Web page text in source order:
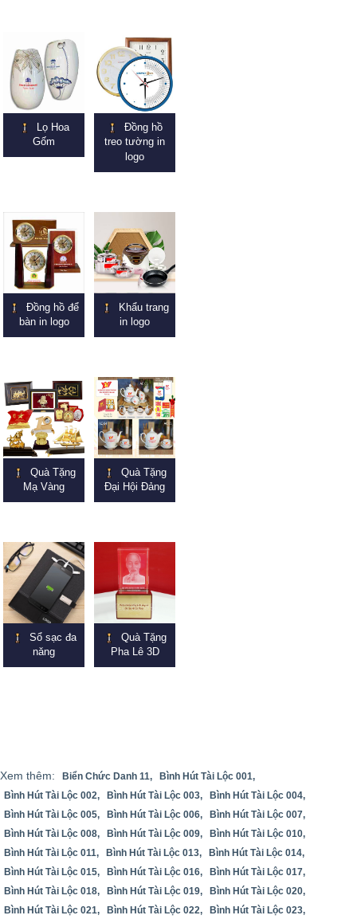
Lọ Hoa
Gốm
Đồng hồ
treo tường in
logo
Đồng hồ để
bàn in logo
Khẩu trang
in logo
Quà Tặng
Mạ Vàng
Quà Tặng
Đại Hội Đảng
Sổ sạc đa
năng
Quà Tặng
Pha Lê 3D
Xem thêm: Biển Chức Danh 11,
Bình Hút Tài Lộc 001,
Bình Hút Tài Lộc 002,
Bình Hút Tài Lộc 003,
Bình Hút Tài Lộc 004,
Bình Hút Tài Lộc 005,
Bình Hút Tài Lộc 006,
Bình Hút Tài Lộc 007,
Bình Hút Tài Lộc 008,
Bình Hút Tài Lộc 009,
Bình Hút Tài Lộc 010,
Bình Hút Tài Lộc 011,
Bình Hút Tài Lộc 013,
Bình Hút Tài Lộc 014,
Bình Hút Tài Lộc 015,
Bình Hút Tài Lộc 016,
Bình Hút Tài Lộc 017,
Bình Hút Tài Lộc 018,
Bình Hút Tài Lộc 019,
Bình Hút Tài Lộc 020,
Bình Hút Tài Lộc 021,
Bình Hút Tài Lộc 022,
Bình Hút Tài Lộc 023,